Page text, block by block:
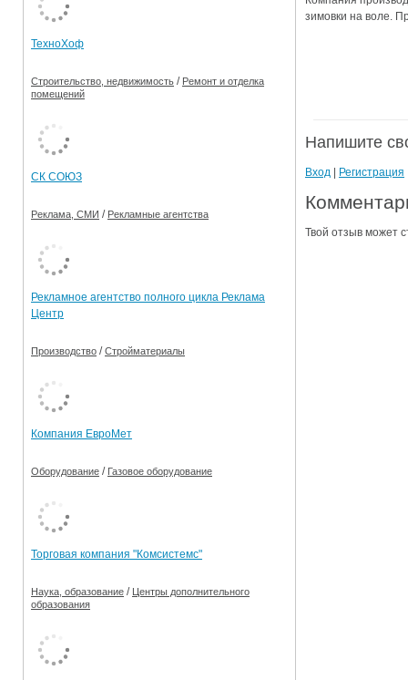
Ограничения движения транспорта на майские
зимовки на воле.
Напишите
Вход Регистрация
Твой отзыв может
ТехноХоф
Строительство, недвижимость / Ремонт и отделка
помещений
СК СОЮЗ
Реклама, СМИ / Рекламные агентства
Рекламное агентство полного цикла Реклама
Центр
Производство /Стройматериалы
Компания ЕвроМет
Оборудование / Газовое оборудование
Торговая компания "Комсистемс"
Наука, образование / Центры дополнительного
образования